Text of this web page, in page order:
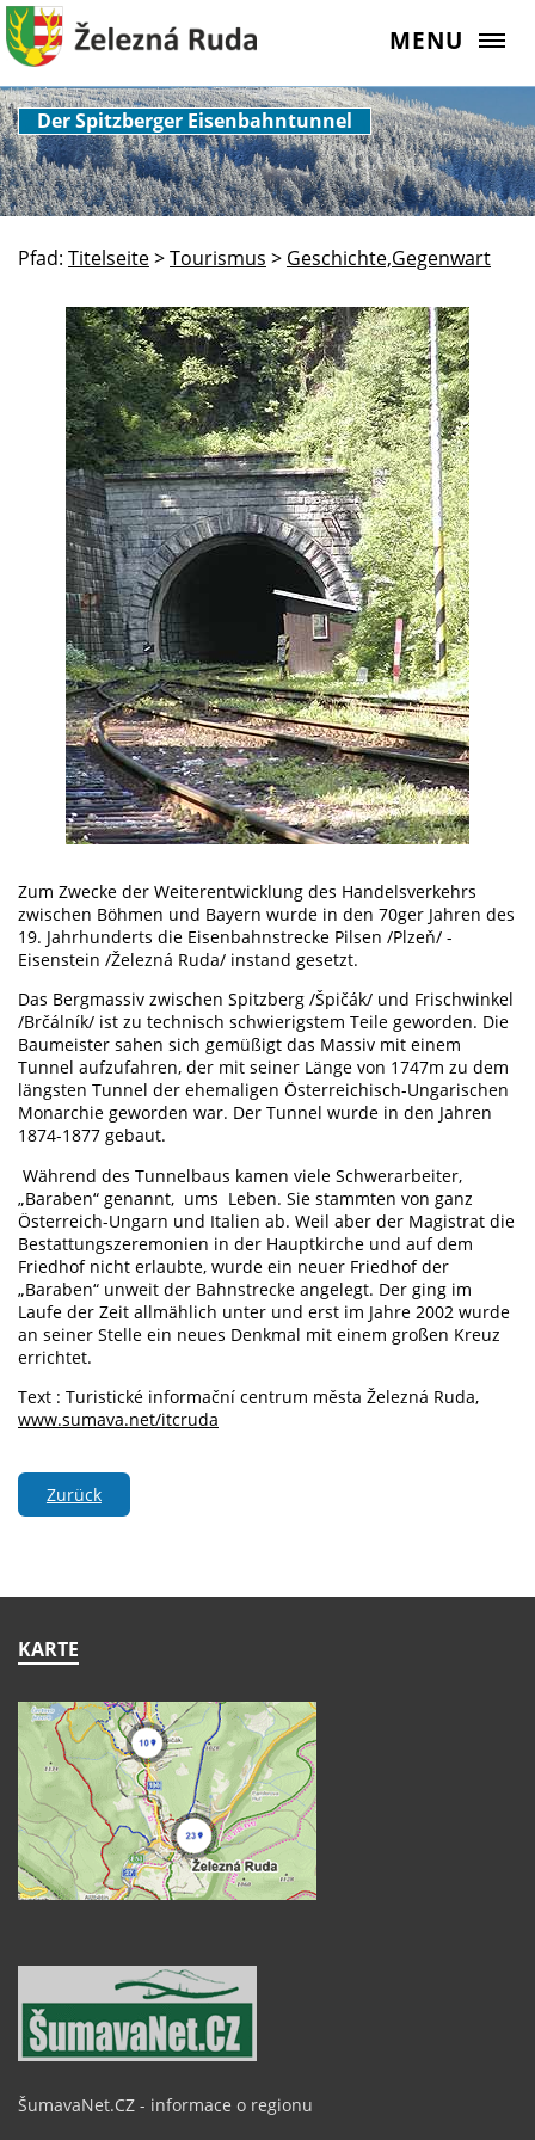
MENU
Der Spitzberger Eisenbahntunnel
Pfad: Titelseite>Tourismus > Geschichte,Gegenwart
Zum Zwecke der Weiterentwicklung des Handelsverkehrs
zwischen Böhmen und Bayern wurde in den 70ger Jahren des
19. Jahrhunderts die Eisenbahnstrecke Pilsen /Plzeň/ -
Eisenstein /Železná Ruda/ instand gesetzt.
Das Bergmassiv zwischen Spitzberg /Špičák/ und Frischwinkel
/Brčálník/ ist zu technisch schwierigstem Teile geworden. Die
Baumeister sahen sich gemüßigt das Massiv mit einem
Tunnel aufzufahren, der mit seiner Länge von 1747m zu dem
längsten Tunnel der ehemaligen Österreichisch-Ungarischen
Monarchie geworden war. Der Tunnel wurde in den Jahren
1874-1877 gebaut.
Während des Tunnelbaus kamen viele Schwerarbeiter,
„Baraben“ genannt, ums Leben. Sie stammten von ganz
Österreich-Ungarn und Italien ab. Weil aber der Magistrat die
Bestattungszeremonien in der Hauptkirche und auf dem
Friedhof nicht erlaubte, wurde ein neuer Friedhof der
„Baraben“ unweit der Bahnstrecke angelegt. Der ging im
Laufe der Zeit allmählich unter und erst im Jahre 2002 wurde
an seiner Stelle ein neues Denkmal mit einem großen Kreuz
errichtet.
Text : Turistické informační centrum města Železná Ruda,
www.sumava.net/itcruda
Zurück
KARTE
ŠumavaNet.CZ - informace o regionu